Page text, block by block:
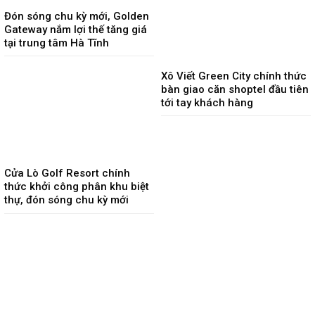
Đón sóng chu kỳ mới, Golden
Gateway nắm lợi thế tăng giá
tại trung tâm Hà Tĩnh
Cửa Lò Golf Resort chính
thức khởi công phân khu biệt
thự, đón sóng chu kỳ mới
Xô Viết Green City chính thức
bàn giao căn shoptel đầu tiên
tới tay khách hàng